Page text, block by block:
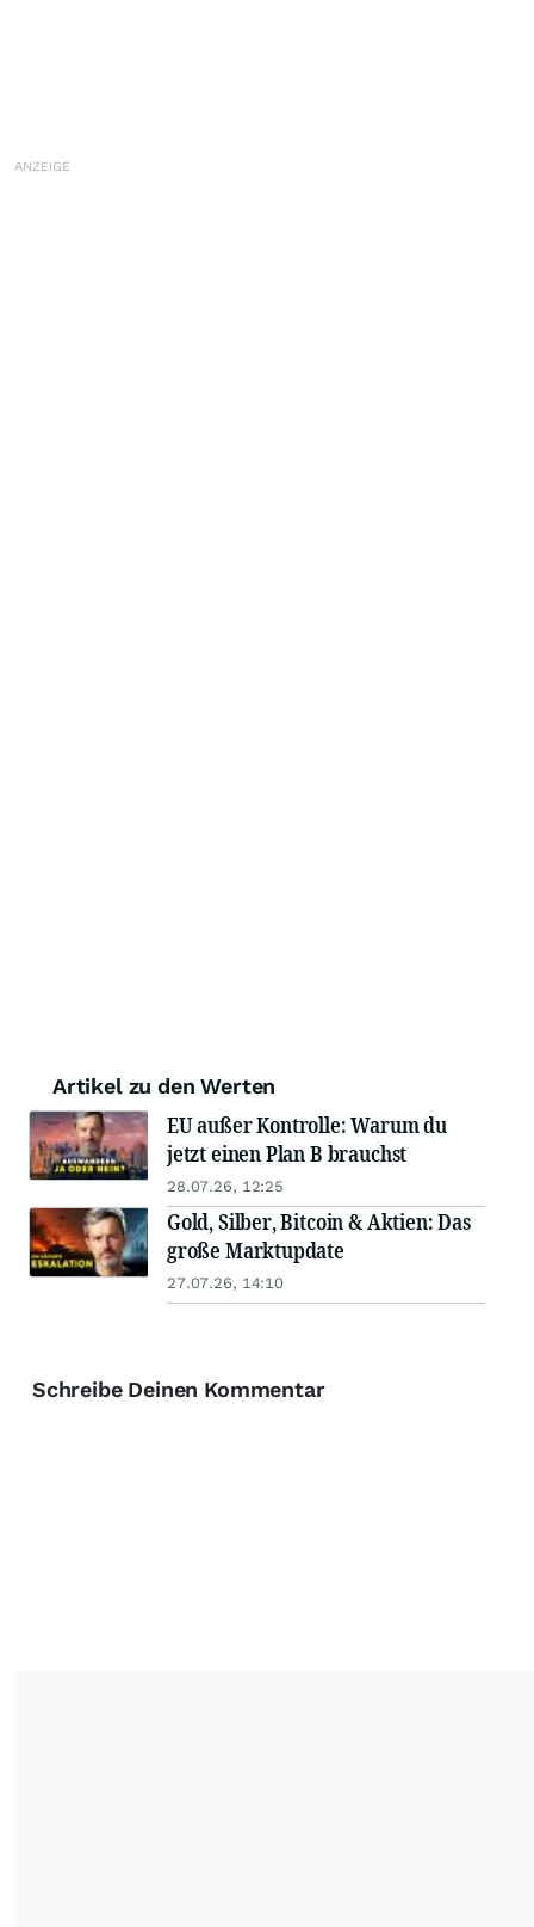
Artikel zu den Werten
EU außer Kontrolle: Warum du
jetzt einen Plan B brauchst
28.07.26, 12:25
Gold, Silber, Bitcoin & Aktien: Das
große Marktupdate
27.07.26, 14:10
Schreibe Deinen Kommentar